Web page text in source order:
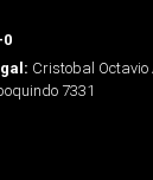
0
Cristobal
7331